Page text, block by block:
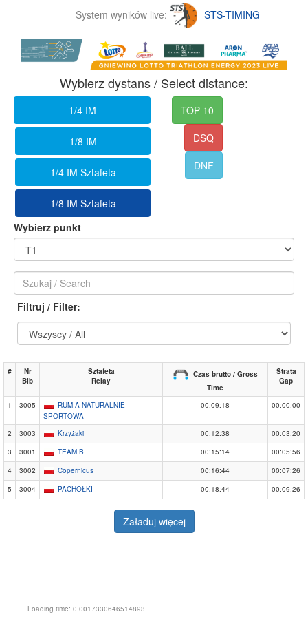
System wyników live: STS-TIMING
Wybierz dystans / Select distance:
1/4 IM
1/8 IM
1/4 IM Sztafeta
1/8 IM Sztafeta
TOP 10
DSQ
DNF
Wybierz punkt
Filtruj / Filter:
#
Nr
Bib
Sztafeta
Relay
Czas brutto / Gross
Time
Strata
Gap
1 3005
RUMIA NATURALNIE
SPORTOWA
00:09:18 00:00:00
2 3003 Krzyżaki 00:12:38
00:03:20
3
3001 TEAM B 00:15:14
00:05:56
4
3002 Copernicus 00:16:44
00:07:26
5
3004 PACHOŁKI 00:18:44 00:09:26
Załaduj więcej
Loading time: 0.0017330646514893